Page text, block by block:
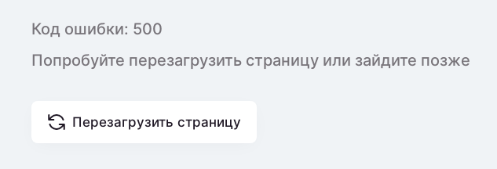
Код ошибки: 500
Попробуйте перезагрузить страницу или зайдите позже
Перезагрузить страницу